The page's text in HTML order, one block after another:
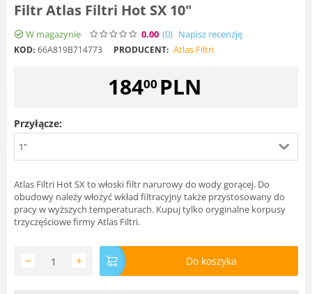
Filtr Atlas Filtri Hot SX 10"
W magazynie 0.00 (0) Napisz recenzję
KOD: 66A819B714773 PRODUCENT: Atlas Filtri
18400 PLN
Przyłącze:
1"
Atlas Filtri Hot SX to włoski filtr narurowy do wody gorącej. Do
obudowy należy włożyć wkład filtracyjny także przystosowany do
pracy w wyższych temperaturach. Kupuj tylko oryginalne korpusy
trzyczęściowe firmy Atlas Filtri.
+
− Do koszyka